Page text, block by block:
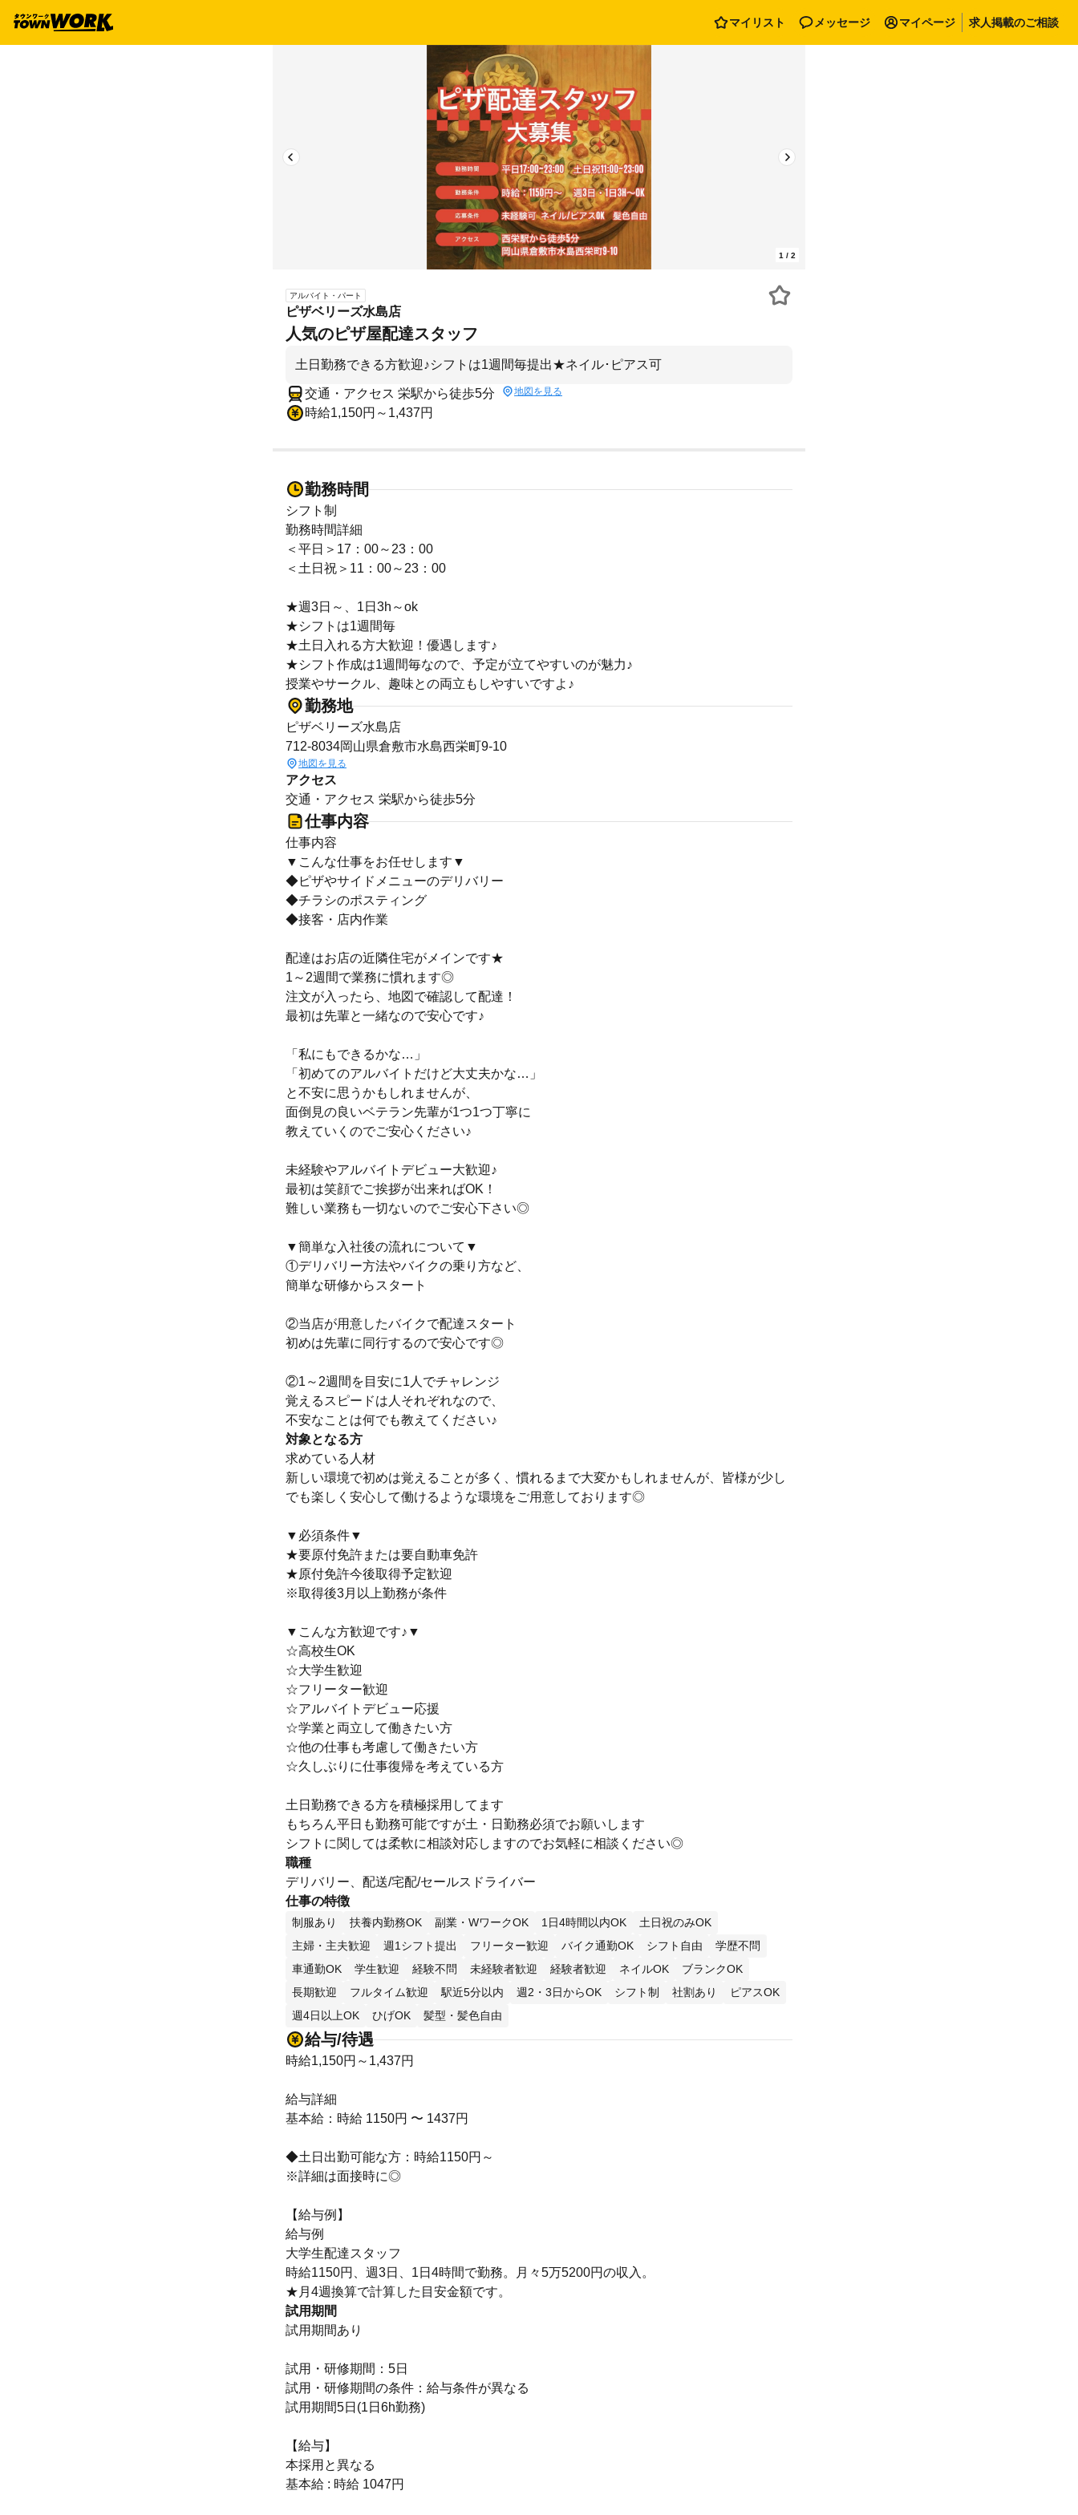
マイリスト メッセージ マイページ 求人掲載のご相談
1 / 2
アルバイト・パート
ピザベリーズ水島店
人気のピザ屋配達スタッフ
土日勤務できる方歓迎♪シフトは1週間毎提出★ネイル･ピアス可
交通・アクセス 栄駅から徒歩5分 地図を見る
時給1,150円～1,437円
勤務時間
シフト制
勤務時間詳細
＜平日＞17：00～23：00
＜土日祝＞11：00～23：00
★週3日～、1日3h～ok
★シフトは1週間毎
★土日入れる方大歓迎！優遇します♪
★シフト作成は1週間毎なので、予定が立てやすいのが魅力♪
授業やサークル、趣味との両立もしやすいですよ♪
勤務地
ピザベリーズ水島店
712-8034岡山県倉敷市水島西栄町9-10
地図を見る
アクセス
交通・アクセス 栄駅から徒歩5分
仕事内容
仕事内容
▼こんな仕事をお任せします▼
◆ピザやサイドメニューのデリバリー
◆チラシのポスティング
◆接客・店内作業
配達はお店の近隣住宅がメインです★
1～2週間で業務に慣れます◎
注文が入ったら、地図で確認して配達！
最初は先輩と一緒なので安心です♪
「私にもできるかな…」
「初めてのアルバイトだけど大丈夫かな…」
と不安に思うかもしれませんが、
面倒見の良いベテラン先輩が1つ1つ丁寧に
教えていくのでご安心ください♪
未経験やアルバイトデビュー大歓迎♪
最初は笑顔でご挨拶が出来ればOK！
難しい業務も一切ないのでご安心下さい◎
▼簡単な入社後の流れについて▼
①デリバリー方法やバイクの乗り方など、
簡単な研修からスタート
②当店が用意したバイクで配達スタート
初めは先輩に同行するので安心です◎
②1～2週間を目安に1人でチャレンジ
覚えるスピードは人それぞれなので、
不安なことは何でも教えてください♪
対象となる方
求めている人材
新しい環境で初めは覚えることが多く、慣れるまで大変かもしれませんが、皆様が少し
でも楽しく安心して働けるような環境をご用意しております◎
▼必須条件▼
★要原付免許または要自動車免許
★原付免許今後取得予定歓迎
※取得後3月以上勤務が条件
▼こんな方歓迎です♪▼
☆高校生OK
☆大学生歓迎
☆フリーター歓迎
☆アルバイトデビュー応援
☆学業と両立して働きたい方
☆他の仕事も考慮して働きたい方
☆久しぶりに仕事復帰を考えている方
土日勤務できる方を積極採用してます
もちろん平日も勤務可能ですが土・日勤務必須でお願いします
シフトに関しては柔軟に相談対応しますのでお気軽に相談ください◎
職種
デリバリー、配送/宅配/セールスドライバー
仕事の特徴
制服あり 扶養内勤務OK 副業・WワークOK 1日4時間以内OK
土日祝のみOK
主婦・主夫歓迎
週1シフト提出 フリーター歓迎 バイク通勤OK シフト自由
学歴不問
車通勤OK
学生歓迎 経験不問 未経験者歓迎 経験者歓迎 ネイルOK
ブランクOK
長期歓迎
フルタイム歓迎 駅近5分以内 週2・3日からOK シフト制 社割あり
ピアスOK
週4日以上OK
ひげOK 髪型・髪色自由
給与/待遇
時給1,150円～1,437円
給与詳細
基本給：時給 1150円 〜 1437円
◆土日出勤可能な方：時給1150円～
※詳細は面接時に◎
【給与例】
給与例
大学生配達スタッフ
時給1150円、週3日、1日4時間で勤務。月々5万5200円の収入。
★月4週換算で計算した目安金額です。
試用期間
試用期間あり
試用・研修期間：5日
試用・研修期間の条件：給与条件が異なる
試用期間5日(1日6h勤務)
【給与】
本採用と異なる
基本給 : 時給 1047円